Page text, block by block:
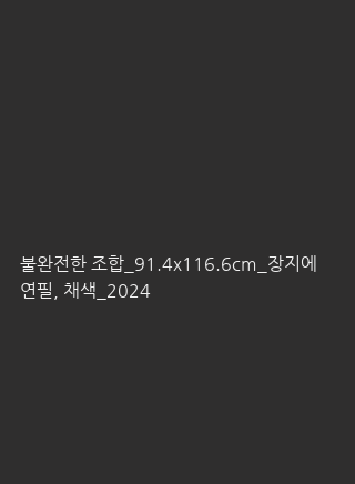
불완전한 조합_91.4x116.6cm_장지에
연필, 채색_2024